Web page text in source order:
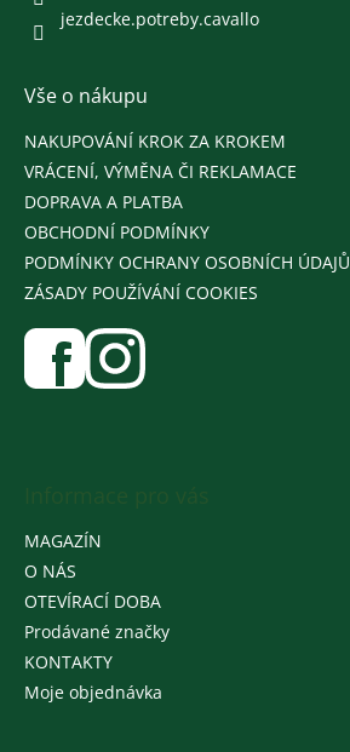
jezdecke.potreby.cavallo
Vše o nákupu
NAKUPOVÁNÍ KROK ZA KROKEM
VRÁCENÍ, VÝMĚNA ČI REKLAMACE
DOPRAVA A PLATBA
OBCHODNÍ PODMÍNKY
PODMÍNKY OCHRANY OSOBNÍCH ÚDAJŮ
ZÁSADY POUŽÍVÁNÍ COOKIES
MAGAZÍN
O NÁS
OTEVÍRACÍ DOBA
Prodávané značky
KONTAKTY
Moje objednávka